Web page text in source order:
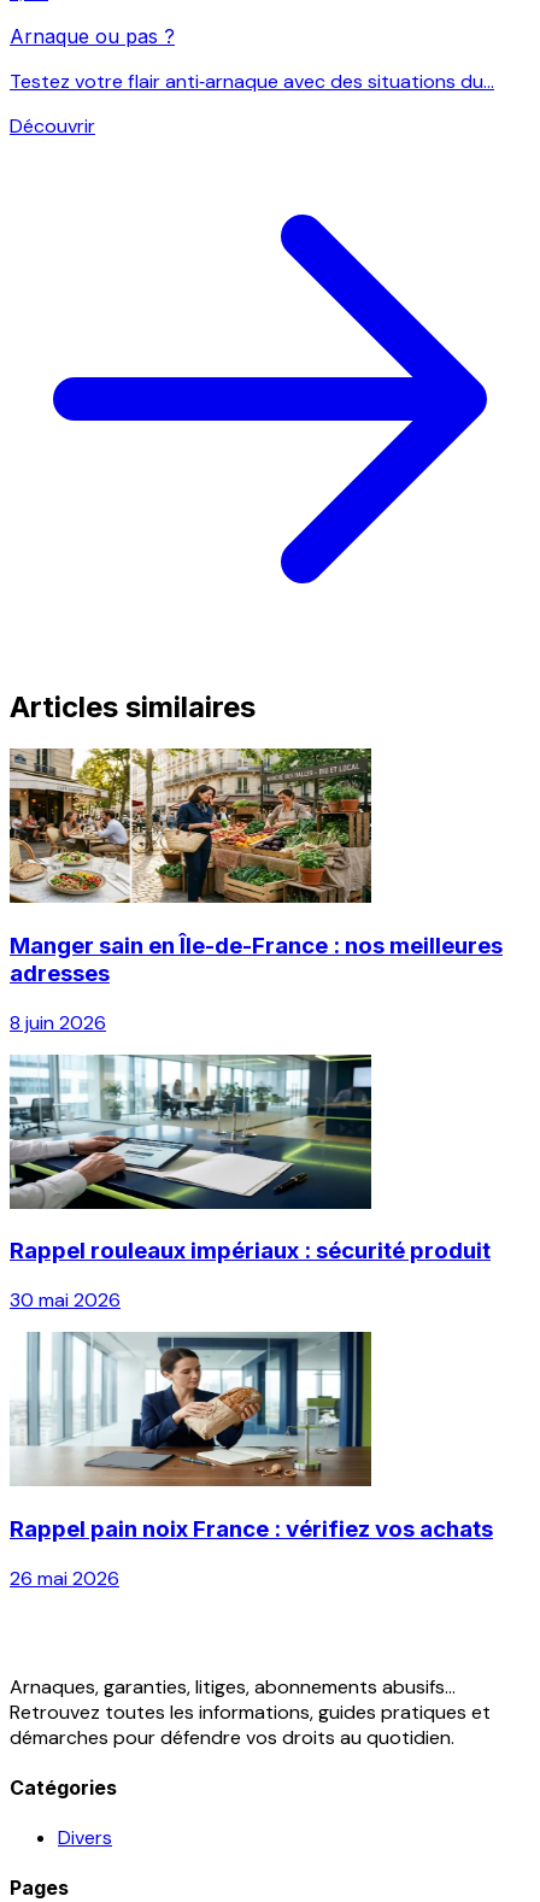
Arnaque ou pas ?
Testez votre flair anti‑arnaque avec des situations du...
Découvrir
Articles similaires
Manger sain en Île-de-France : nos meilleures
adresses
8 juin 2026
Rappel rouleaux impériaux : sécurité produit
30 mai 2026
Rappel pain noix France : vérifiez vos achats
26 mai 2026
Arnaques, garanties, litiges, abonnements abusifs...
Retrouvez toutes les informations, guides pratiques et
démarches pour défendre vos droits au quotidien.
Catégories
Divers
Pages